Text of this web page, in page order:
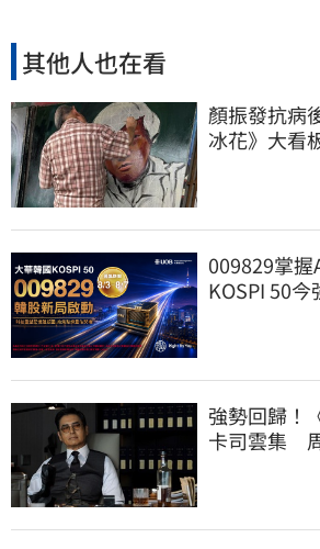
其他人也在看
顏振發抗病
冰花》大看
009829掌握
KOSPI 50
強勢回歸！
卡司雲集